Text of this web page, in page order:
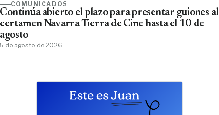
COMUNICADOS
Continúa abierto el plazo para presentar guiones al
certamen Navarra Tierra de Cine hasta el 10 de
agosto
5 de agosto de 2026